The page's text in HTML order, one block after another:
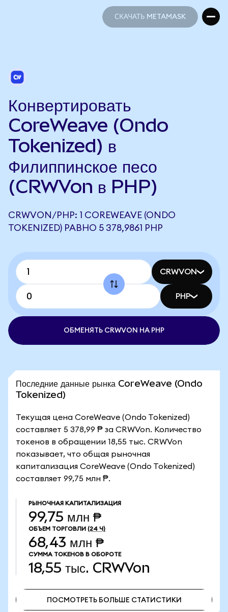
СКАЧАТЬ METAMASK
Конвертировать
CoreWeave (Ondo
Tokenized) в
Филиппинское песо
(CRWVon в PHP)
CRWVON/PHP: 1 COREWEAVE (ONDO
TOKENIZED) РАВНО 5 378,9861 PHP
CRWVON
PHP
ОБМЕНЯТЬ CRWVON НА PHP
Последние данные рынка CoreWeave (Ondo
Tokenized)
Текущая цена CoreWeave (Ondo Tokenized)
составляет 5 378,99 ₱ за CRWVon. Количество
токенов в обращении 18,55 тыс. CRWVon
показывает, что общая рыночная
капитализация CoreWeave (Ondo Tokenized)
составляет 99,75 млн ₱.
РЫНОЧНАЯ КАПИТАЛИЗАЦИЯ
99,75 млн ₱
ОБЪЕМ ТОРГОВЛИ (24 Ч)
68,43 млн ₱
СУММА ТОКЕНОВ В ОБОРОТЕ
18,55 тыс. CRWVon
ПОСМОТРЕТЬ БОЛЬШЕ СТАТИСТИКИ